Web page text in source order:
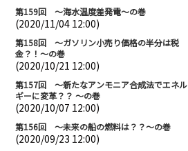
第159回 ～海水温度差発電～の巻
(2020/11/04 12:00)
第158回 ～ガソリン小売り価格の半分は税
金？！～の巻
(2020/10/21 12:00)
第157回 ～新たなアンモニア合成法でエネル
ギーに変革？？ ～の巻
(2020/10/07 12:00)
第156回 ～未来の船の燃料は？？～の巻
(2020/09/23 12:00)